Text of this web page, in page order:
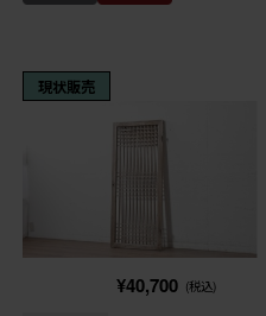
現状販売
¥40,700 (税込)